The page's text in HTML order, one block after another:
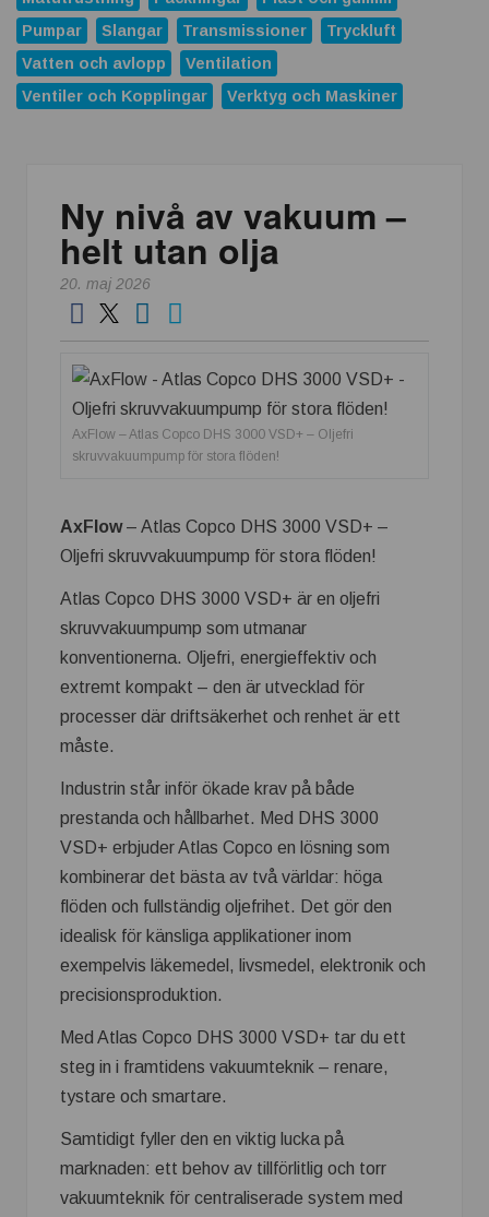
ABB förvärvar Advantics och stärker erbjudandet inom
likströmsteknik
Replace Physical Fixtures and Enhance Measuring
Processes
Atlas Copco Group tilldelas prestigefyllt pris för industriellt
monteringsverktyg
Nya 12-portars APL-Switchar i kompakt utförande
Nexans och Hydro tecknar långsiktigt avtal
APEM och Alps Alpine Europe fördjupar samarbetet för att
leverera nästa generations industriella HMI-lösningar
Pumpar
Slangar Transmissioner
Tryckluft
Vatten och avlopp
Ventilation
Ventiler och Kopplingar
Verktyg och Maskiner
Ny nivå av vakuum –
helt utan olja
20. maj 2026
AxFlow – Atlas Copco DHS 3000 VSD+ – Oljefri
skruvvakuumpump för stora flöden!
AxFlow– Atlas Copco DHS 3000 VSD+ –
Oljefri skruvvakuumpump för stora flöden!
Atlas Copco DHS 3000 VSD+ är en oljefri
skruvvakuumpump som utmanar
konventionerna. Oljefri, energieffektiv och
extremt kompakt – den är utvecklad för
processer där driftsäkerhet och renhet är ett
måste.
Industrin står inför ökade krav på både
prestanda och hållbarhet. Med DHS 3000
VSD+ erbjuder Atlas Copco en lösning som
kombinerar det bästa av två världar: höga
flöden och fullständig oljefrihet. Det gör den
idealisk för känsliga applikationer inom
exempelvis läkemedel, livsmedel, elektronik och
precisionsproduktion.
Med Atlas Copco DHS 3000 VSD+ tar du ett
steg in i framtidens vakuumteknik – renare,
tystare och smartare.
Samtidigt fyller den en viktig lucka på
marknaden: ett behov av tillförlitlig och torr
vakuumteknik för centraliserade system med